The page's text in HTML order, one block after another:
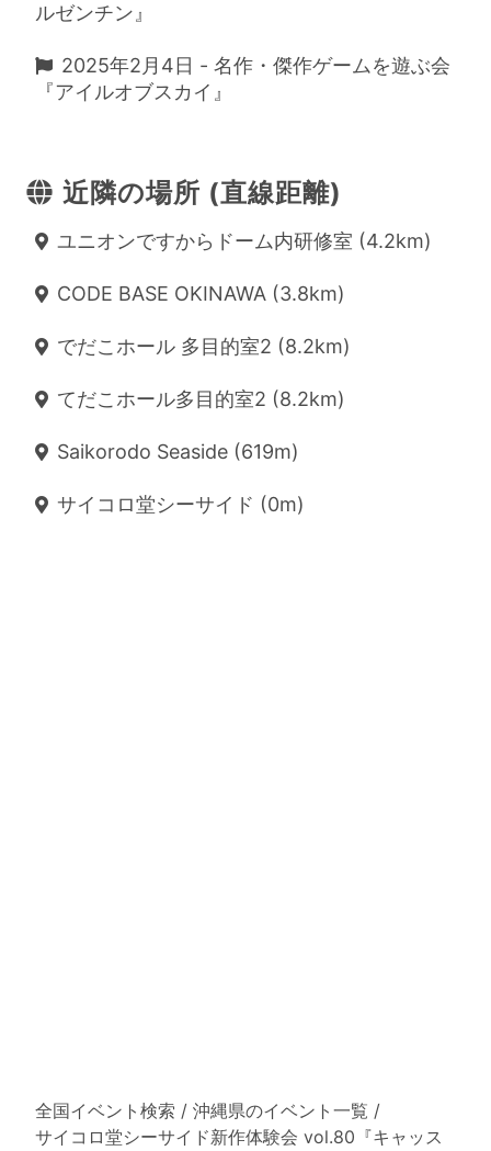
ルゼンチン』
2025年2月4日 - 名作・傑作ゲームを遊ぶ会
『アイルオブスカイ』
近隣の場所 (直線距離)
ユニオンですからドーム内研修室 (4.2km)
CODE BASE OKINAWA (3.8km)
でだこホール 多目的室2 (8.2km)
てだこホール多目的室2 (8.2km)
Saikorodo Seaside (619m)
サイコロ堂シーサイド (0m)
全国イベント検索 / 沖縄県のイベント一覧 /
サイコロ堂シーサイド新作体験会 vol.80『キャッス